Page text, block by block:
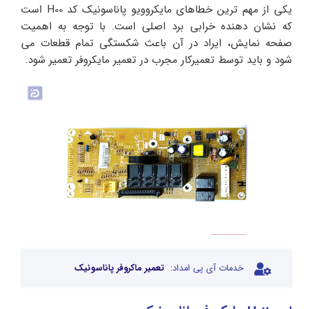
یکی از مهم ترین خطاهای مایکروویو پاناسونیک کد H00 است
که نشان دهنده خرابی برد اصلی است. با توجه به اهمیت
صفحه نمایش، ایراد در آن باعث شکستگی تمام قطعات می
شود و باید توسط تعمیرکار مجرب در تعمیر مایکروفر تعمیر شود.
خدمات آی پی امداد: تعمیر ماکروفر پاناسونیک